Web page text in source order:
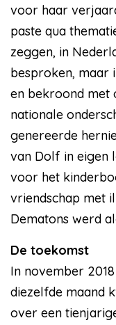
voor haar
paste qua
zeggen, in
besproken, maar
en bekroond met
nationale
genereerde
van Dolf in eigen
voor het
vriendschap met
Dematons werd
De toekomst
In november
diezelfde maand
over een